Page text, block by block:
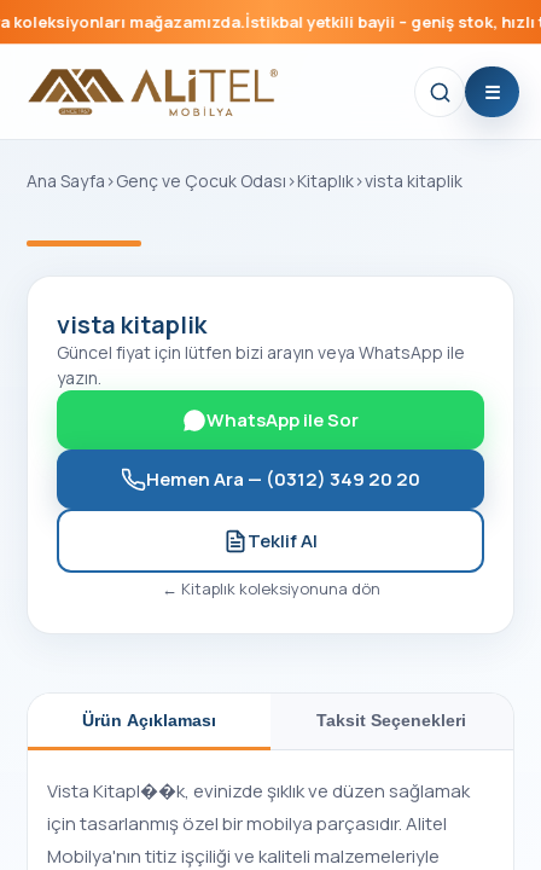
mağazamızda.İstikbal yetkili bayii – geniş stok, hızlı
Ana Sayfa ›Genç ve Çocuk Odası ›Kitaplık›vista kitaplik
vista kitaplik
Güncel fiyat için lütfen bizi arayın veya WhatsApp ile
yazın.
WhatsApp ile Sor
Hemen Ara — (0312) 349 20 20
Teklif Al
← Kitaplıkkoleksiyonuna dön
Ürün Açıklaması Taksit Seçenekleri
Vista Kitapl��k, evinizde şıklık ve düzen sağlamak
için tasarlanmış özel bir mobilya parçasıdır. Alitel
Mobilya'nın titiz işçiliği ve kaliteli malzemeleriyle